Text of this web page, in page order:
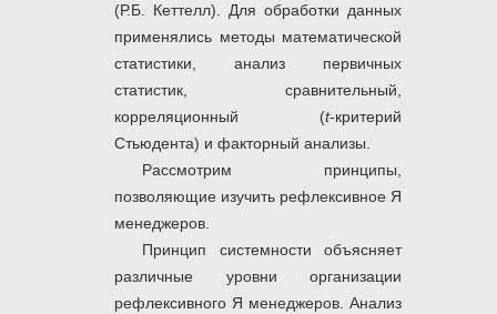
(Р.Б. Кеттелл). Для обработки данных
применялись методы математической
статистики, анализ первичных
статистик, сравнительный,
корреляционный (t-критерий
Стьюдента) и факторный анализы.
Рассмотрим принципы,
позволяющие изучить рефлексивное Я
менеджеров.
Принцип системности объясняет
различные уровни организации
рефлексивного Я менеджеров. Анализ